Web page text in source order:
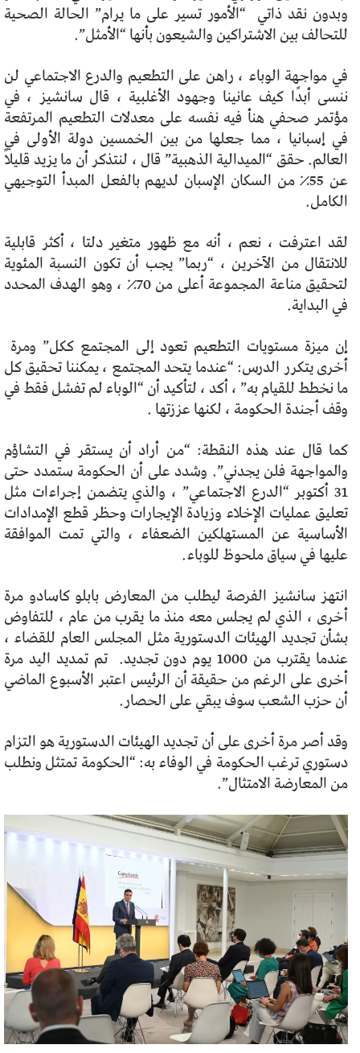
وبدون نقد ذاتي “الأمور تسير على ما يرام” الحالة الصحية
للتحالف بين الاشتراكين والشيعون بأنها “الأمثل”.
في مواجهة الوباء ، راهن على التطعيم والدرع الاجتماعي لن
ننسى أبدًا كيف عانينا وجهود الأغلبية ، قال سانشيز ، في
مؤتمر صحفي هنأ فيه نفسه على معدلات التطعيم المرتفعة
في إسبانيا ، مما جعلها من بين الخمسين دولة الأولى في
العالم. حقق “الميدالية الذهبية” قال ، لنتذكر أن ما يزيد قليلاً
عن 55٪ من السكان الإسبان لديهم بالفعل المبدأ التوجيهي
الكامل.
لقد اعترفت ، نعم ، أنه مع ظهور متغير دلتا ، أكثر قابلية
للانتقال من الآخرين ، “ربما” يجب أن تكون النسبة المئوية
لتحقيق مناعة المجموعة أعلى من 70٪ ، وهو الهدف المحدد
في البداية.
إن ميزة مستويات التطعيم تعود إلى المجتمع ككل” ومرة ​​
أخرى يتكرر الدرس: “عندما يتحد المجتمع ، يمكننا تحقيق كل
ما نخطط للقيام به” ، أكد ، لتأكيد أن “الوباء لم تفشل فقط في
وقف أجندة الحكومة ، لكنها عززتها .
كما قال عند هذه النقطة: “من أراد أن يستقر في التشاؤم
والمواجهة فلن يجدني”. وشدد على أن الحكومة ستمدد حتى
31 أكتوبر “الدرع الاجتماعي” ، والذي يتضمن إجراءات مثل
تعليق عمليات الإخلاء وزيادة الإيجارات وحظر قطع الإمدادات
الأساسية عن المستهلكين الضعفاء ، والتي تمت الموافقة
عليها في سياق ملحوظ للوباء.
انتهز سانشيز الفرصة ليطلب من المعارض بابلو كاسادو مرة
أخرى ، الذي لم يجلس معه منذ ما يقرب من عام ، للتفاوض
بشأن تجديد الهيئات الدستورية مثل المجلس العام للقضاء ،
عندما يقترب من 1000 يوم دون تجديد. تم تمديد اليد مرة
أخرى على الرغم من حقيقة أن الرئيس اعتبر الأسبوع الماضي
أن حزب الشعب سوف يبقي على الحصار.
وقد أصر مرة أخرى على أن تجديد الهيئات الدستورية هو التزام
دستوري ترغب الحكومة في الوفاء به: “الحكومة تمتثل ونطلب
من المعارضة الامتثال”.